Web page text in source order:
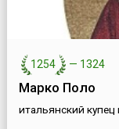
1254 — 1324
Марко Поло
итальянский